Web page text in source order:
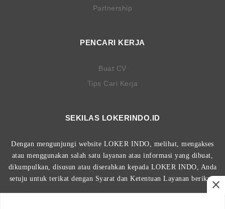
Partnership
PENCARI KERJA
Buat CV
Tips Cari Kerja
SEKILAS LOKERINDO.ID
Dengan mengunjungi website LOKER INDO, melihat, mengakses
atau menggunakan salah satu layanan atau informasi yang dibuat,
dikumpulkan, disusun atau diserahkan kepada LOKER INDO, Anda
setuju untuk terikat dengan Syarat dan Ketentuan Layanan berikut.close